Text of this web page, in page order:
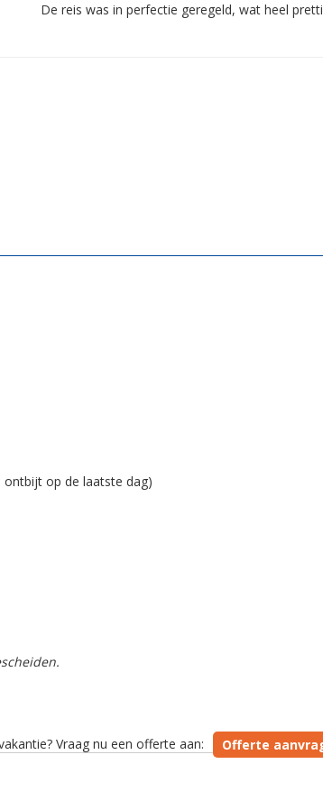
De reis was in perfectie geregeld, wat heel
op de laatste dag)
Vraag nu een offerte aan: Offerte